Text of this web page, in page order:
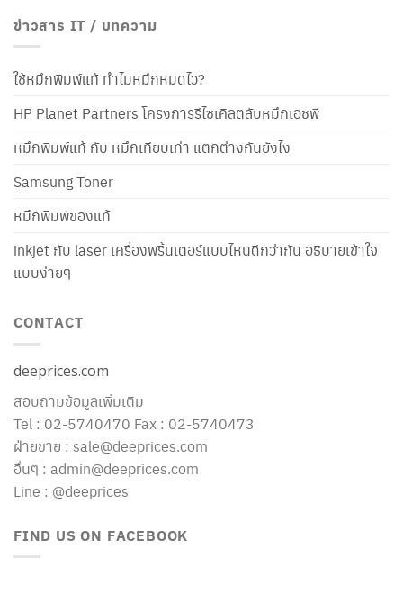
ข่าวสาร IT / บทความ
ใช้หมึกพิมพ์แท้ ทำไมหมึกหมดไว?
HP Planet Partners โครงการรีไซเคิลตลับหมึกเอชพี
หมึกพิมพ์แท้ กับ หมึกเทียบเท่า แตกต่างกันยังไง
Samsung Toner
หมึกพิมพ์ของแท้
inkjet กับ laser เครื่องพริ้นเตอร์แบบไหนดีกว่ากัน อธิบายเข้าใจ
แบบง่ายๆ
CONTACT
deeprices.com
สอบถามข้อมูลเพิ่มเติม
Tel : 02-5740470 Fax : 02-5740473
ฝ่ายขาย : sale@deeprices.com
อื่นๆ : admin@deeprices.com
Line : @deeprices
FIND US ON FACEBOOK